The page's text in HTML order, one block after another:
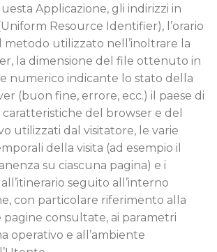
Applicazione, gli indirizzi in
Resource Identifier), l’orario
metodo utilizzato nell’inoltrare la
la dimensione del file ottenuto in
numerico indicante lo stato della
(buon fine, errore, ecc.) il paese di
del browser e del
utilizzati dal visitatore, le varie
della visita (ad esempio il
su ciascuna pagina) e i
seguito all’interno
con particolare riferimento alla
consultate, ai parametri
operativo e all’ambiente